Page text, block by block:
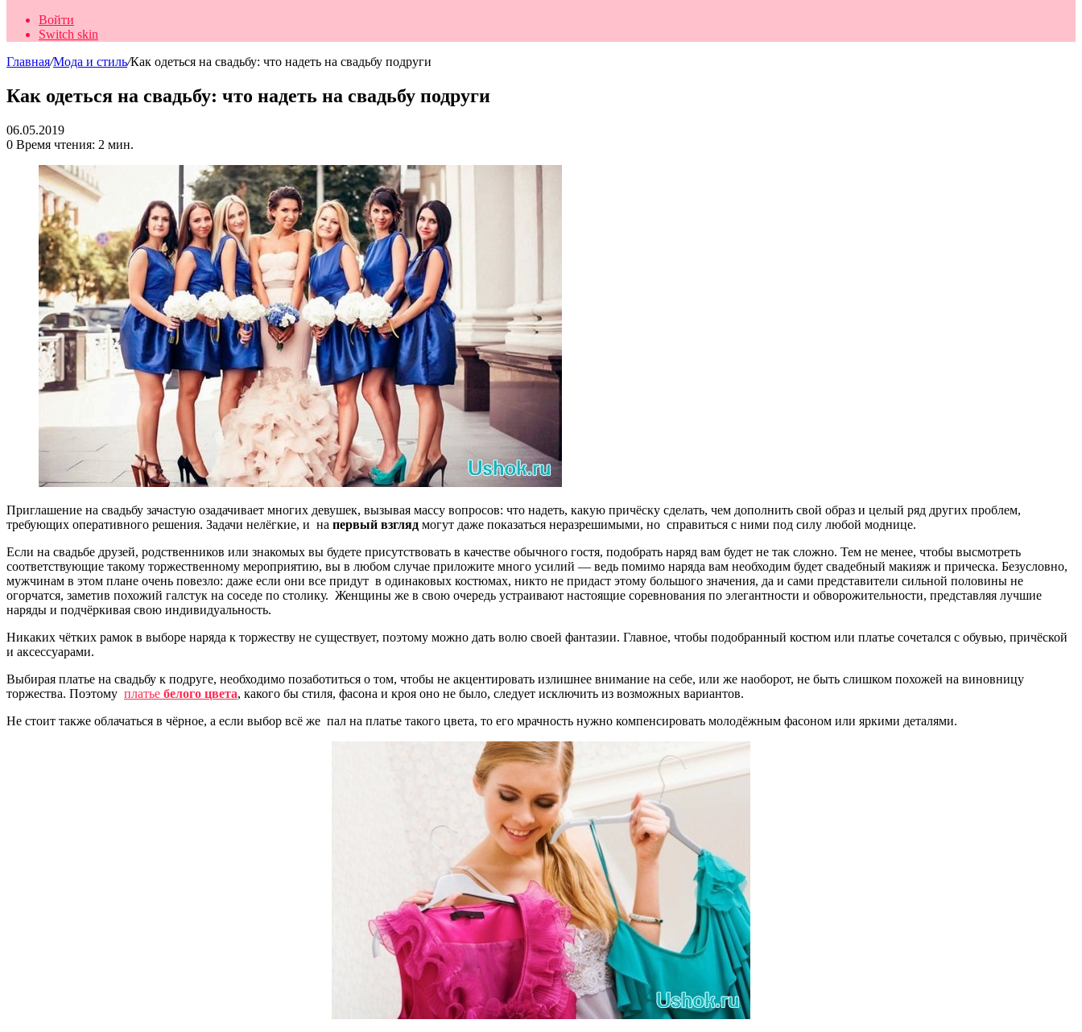
Войти
Switch skin
Главная/Мода и стиль/Как одеться на свадьбу: что надеть на свадьбу подруги
Как одеться на свадьбу: что надеть на свадьбу подруги
06.05.2019
0 Время чтения: 2 мин.
Приглашение на свадьбу зачастую озадачивает многих девушек, вызывая массу вопросов: что надеть, какую причёску сделать, чем дополнить свой образ и целый ряд других проблем,
требующих оперативного решения. Задачи нелёгкие, и на первый взгляд могут даже показаться неразрешимыми, но справиться с ними под силу любой моднице.
Если на свадьбе друзей, родственников или знакомых вы будете присутствовать в качестве обычного гостя, подобрать наряд вам будет не так сложно. Тем не менее, чтобы высмотреть
соответствующие такому торжественному мероприятию, вы в любом случае приложите много усилий — ведь помимо наряда вам необходим будет свадебный макияж и прическа. Безусловно,
мужчинам в этом плане очень повезло: даже если они все придут в одинаковых костюмах, никто не придаст этому большого значения, да и сами представители сильной половины не
огорчатся, заметив похожий галстук на соседе по столику. Женщины же в свою очередь устраивают настоящие соревнования по элегантности и обворожительности, представляя лучшие
наряды и подчёркивая свою индивидуальность.
Никаких чётких рамок в выборе наряда к торжеству не существует, поэтому можно дать волю своей фантазии. Главное, чтобы подобранный костюм или платье сочетался с обувью, причёской
и аксессуарами.
Выбирая платье на свадьбу к подруге, необходимо позаботиться о том, чтобы не акцентировать излишнее внимание на себе, или же наоборот, не быть слишком похожей на виновницу
торжества. Поэтому платье белого цвета, какого бы стиля, фасона и кроя оно не было, следует исключить из возможных вариантов.
Не стоит также облачаться в чёрное, а если выбор всё же пал на платье такого цвета, то его мрачность нужно компенсировать молодёжным фасоном или яркими деталями.